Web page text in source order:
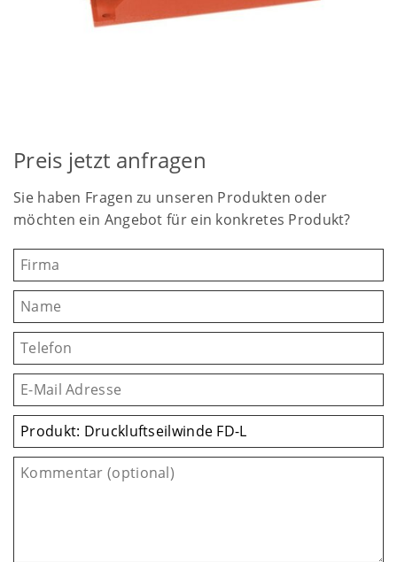
Preis jetzt anfragen
Sie haben Fragen zu unseren Produkten oder
möchten ein Angebot für ein konkretes Produkt?